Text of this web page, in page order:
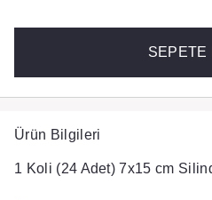
SEPETE
Ürün Bilgileri
1 Koli (24 Adet) 7x15 cm